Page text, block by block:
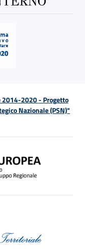
2014-2020 - Progetto
Nazionale (PSN)"